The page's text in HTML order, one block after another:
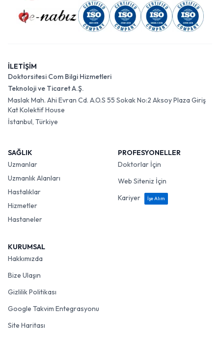
İLETİŞİM
Doktorsitesi Com Bilgi Hizmetleri
Teknoloji ve Ticaret A.Ş.
Maslak Mah. Ahi Evran Cd. A.O.S 55 Sokak No:2 Aksoy Plaza Giriş
Kat Kolektif House
İstanbul, Türkiye
SAĞLIK
Uzmanlar
Uzmanlık Alanları
Hastalıklar
Hizmetler
Hastaneler
PROFESYONELLER
Doktorlar İçin
Web Siteniz İçin
Kariyer
İşe Alım
KURUMSAL
Hakkımızda
Bize Ulaşın
Gizlilik Politikası
Google Takvim Entegrasyonu
Site Haritası